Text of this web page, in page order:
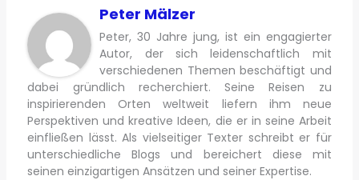
Peter Mälzer
Peter, 30 Jahre jung, ist ein engagierter
Autor, der sich leidenschaftlich mit
verschiedenen Themen beschäftigt und
dabei gründlich recherchiert. Seine Reisen zu
inspirierenden Orten weltweit liefern ihm neue
Perspektiven und kreative Ideen, die er in seine Arbeit
einfließen lässt. Als vielseitiger Texter schreibt er für
unterschiedliche Blogs und bereichert diese mit
seinen einzigartigen Ansätzen und seiner Expertise.